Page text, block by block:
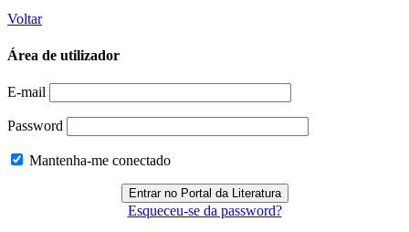
Voltar
Área de utilizador
E-mail
Password
Mantenha-me conectado
Esqueceu-se da password?